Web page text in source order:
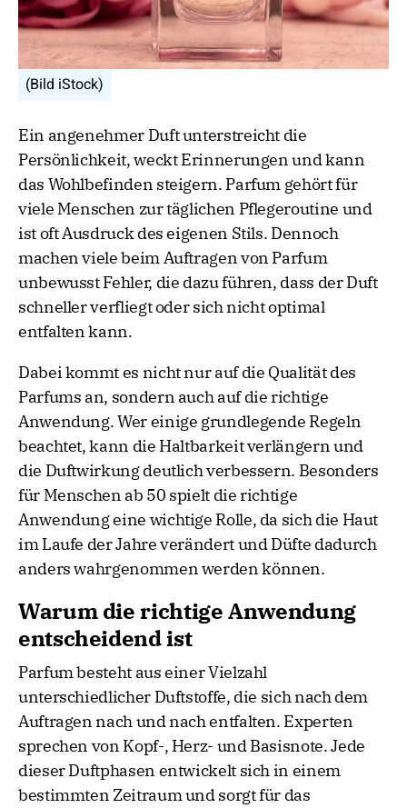
(Bild iStock)
Ein angenehmer Duft unterstreicht die
Persönlichkeit, weckt Erinnerungen und kann
das Wohlbefinden steigern. Parfum gehört für
viele Menschen zur täglichen Pflegeroutine und
ist oft Ausdruck des eigenen Stils. Dennoch
machen viele beim Auftragen von Parfum
unbewusst Fehler, die dazu führen, dass der Duft
schneller verfliegt oder sich nicht optimal
entfalten kann.
Dabei kommt es nicht nur auf die Qualität des
Parfums an, sondern auch auf die richtige
Anwendung. Wer einige grundlegende Regeln
beachtet, kann die Haltbarkeit verlängern und
die Duftwirkung deutlich verbessern. Besonders
für Menschen ab 50 spielt die richtige
Anwendung eine wichtige Rolle, da sich die Haut
im Laufe der Jahre verändert und Düfte dadurch
anders wahrgenommen werden können.
Warum die richtige Anwendung
entscheidend ist
Parfum besteht aus einer Vielzahl
unterschiedlicher Duftstoffe, die sich nach dem
Auftragen nach und nach entfalten. Experten
sprechen von Kopf-, Herz- und Basisnote. Jede
dieser Duftphasen entwickelt sich in einem
bestimmten Zeitraum und sorgt für das